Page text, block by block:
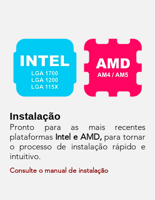
Instalação
Pronto para as mais recentes
plataformas Intel e AMD, para tornar
o processo de instalação rápido e
intuitivo.
Consulte o manual de instalação